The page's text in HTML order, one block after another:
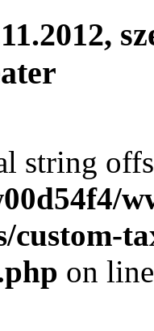
string
custom-
on